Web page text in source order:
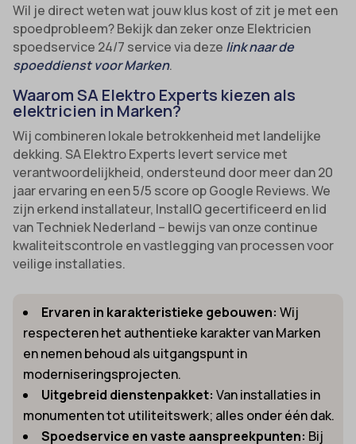
Wil je direct weten wat jouw klus kost of zit je met een
spoedprobleem? Bekijk dan zeker onze Elektricien
spoedservice 24/7 service via deze link naar de
spoeddienst voor Marken.
Waarom SA Elektro Experts kiezen als
elektricien in Marken?
Wij combineren lokale betrokkenheid met landelijke
dekking. SA Elektro Experts levert service met
verantwoordelijkheid, ondersteund door meer dan 20
jaar ervaring en een 5/5 score op Google Reviews. We
zijn erkend installateur, InstallQ gecertificeerd en lid
van Techniek Nederland – bewijs van onze continue
kwaliteitscontrole en vastlegging van processen voor
veilige installaties.
Ervaren in karakteristieke gebouwen: Wij
respecteren het authentieke karakter van Marken
en nemen behoud als uitgangspunt in
moderniseringsprojecten.
Uitgebreid dienstenpakket: Van installaties in
monumenten tot utiliteitswerk; alles onder één dak.
Spoedservice en vaste aanspreekpunten: Bij